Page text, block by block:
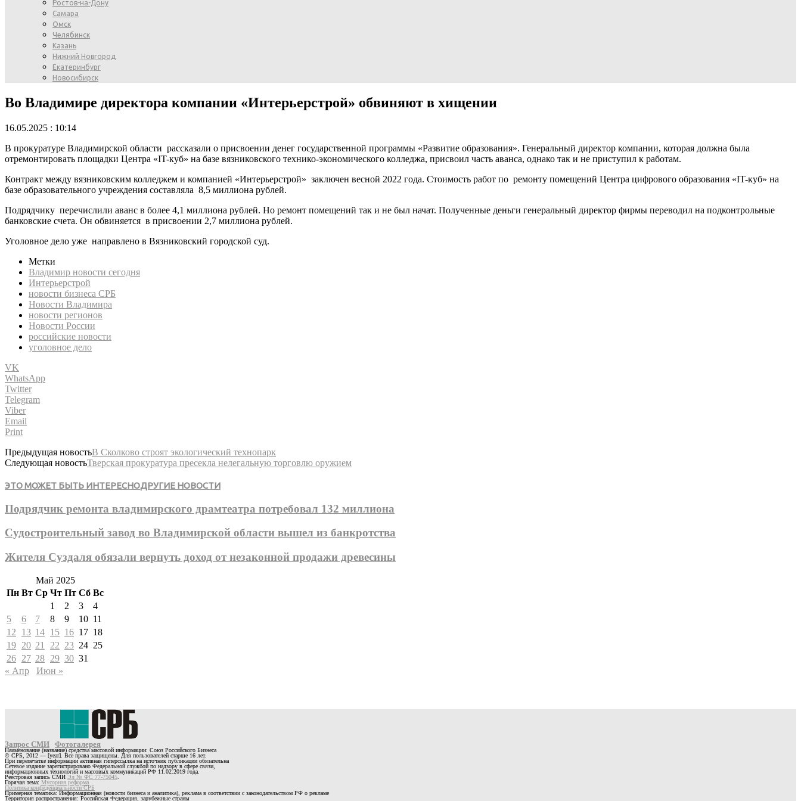
Ростов-на-Дону
Самара
Омск
Челябинск
Казань
Нижний Новгород
Екатеринбург
Новосибирск
Во Владимире директора компании «Интерьерстрой» обвиняют в хищении
16.05.2025 : 10:14
В прокуратуре Владимирской области рассказали о присвоении денег государственной программы «Развитие образования». Генеральный директор компании, которая должна была
отремонтировать площадки Центра «IT-куб» на базе вязниковского технико-экономического колледжа, присвоил часть аванса, однако так и не приступил к работам.
Контракт между вязниковским колледжем и компанией «Интерьерстрой» заключен весной 2022 года. Стоимость работ по ремонту помещений Центра цифрового образования «IT-куб» на
базе образовательного учреждения составляла 8,5 миллиона рублей.
Подрядчику перечислили аванс в более 4,1 миллиона рублей. Но ремонт помещений так и не был начат. Полученные деньги генеральный директор фирмы переводил на подконтрольные
банковские счета. Он обвиняется в присвоении 2,7 миллиона рублей.
Уголовное дело уже направлено в Вязниковский городской суд.
Метки
Владимир новости сегодня
Интерьерстрой
новости бизнеса СРБ
Новости Владимира
новости регионов
Новости России
российские новости
уголовное дело
VK
WhatsApp
Twitter
Telegram
Viber
Email
Print
Предыдущая новостьВ Сколково строят экологический технопарк
Следующая новостьТверская прокуратура пресекла нелегальную торговлю оружием
ЭТО МОЖЕТ БЫТЬ ИНТЕРЕСНОДРУГИЕ НОВОСТИ
Подрядчик ремонта владимирского драмтеатра потребовал 132 миллиона
Судостроительный завод во Владимирской области вышел из банкротства
Жителя Суздаля обязали вернуть доход от незаконной продажи древесины
Май 2025
Пн Вт Ср Чт Пт Сб Вс
1
2 3
4
5
6 7 8 9 10 11
12
13 14 15 16 17 18
19 20 21 22 23 24 25
26 27 28 29 30 31
« Апр
Июн »
Запрос СМИ Фотогалерея
Наименование (название) средства массовой информации: Союз Российского Бизнеса
© СРБ, 2012 — [year]. Все права защищены. Для пользователей старше 16 лет.
При перепечатке информации активная гиперссылка на источник публикации обязательна
Сетевое издание зарегистрировано Федеральной службой по надзору в сфере связи,
информационных технологий и массовых коммуникаций РФ 11.02.2019 года.
Реестровая запись СМИ Эл № ФС 77-75045
Горячая тема: Мусорная реформа
Политика конфиденциальности СРБ
Примерная тематика: Информационная (новости бизнеса и аналитика), реклама в соответствии с законодательством РФ о рекламе
Территория распространения: Российская Федерация, зарубежные страны